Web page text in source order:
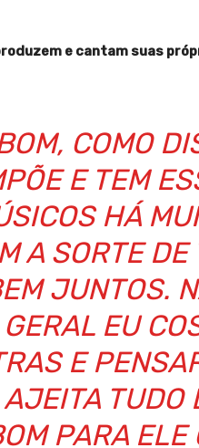
e cantam suas
COMO
E TEM
HÁ
A SORTE
JUNTOS.
EU
E
AJEITA TUDO
PARA ELE